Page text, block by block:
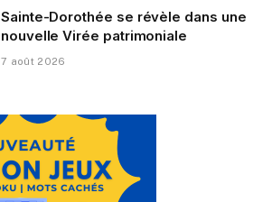
Sainte-Dorothée se révèle dans une
nouvelle Virée patrimoniale
7 août 2026